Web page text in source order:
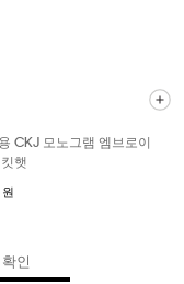
CKJ 모노그램 엠브로이
햇
인